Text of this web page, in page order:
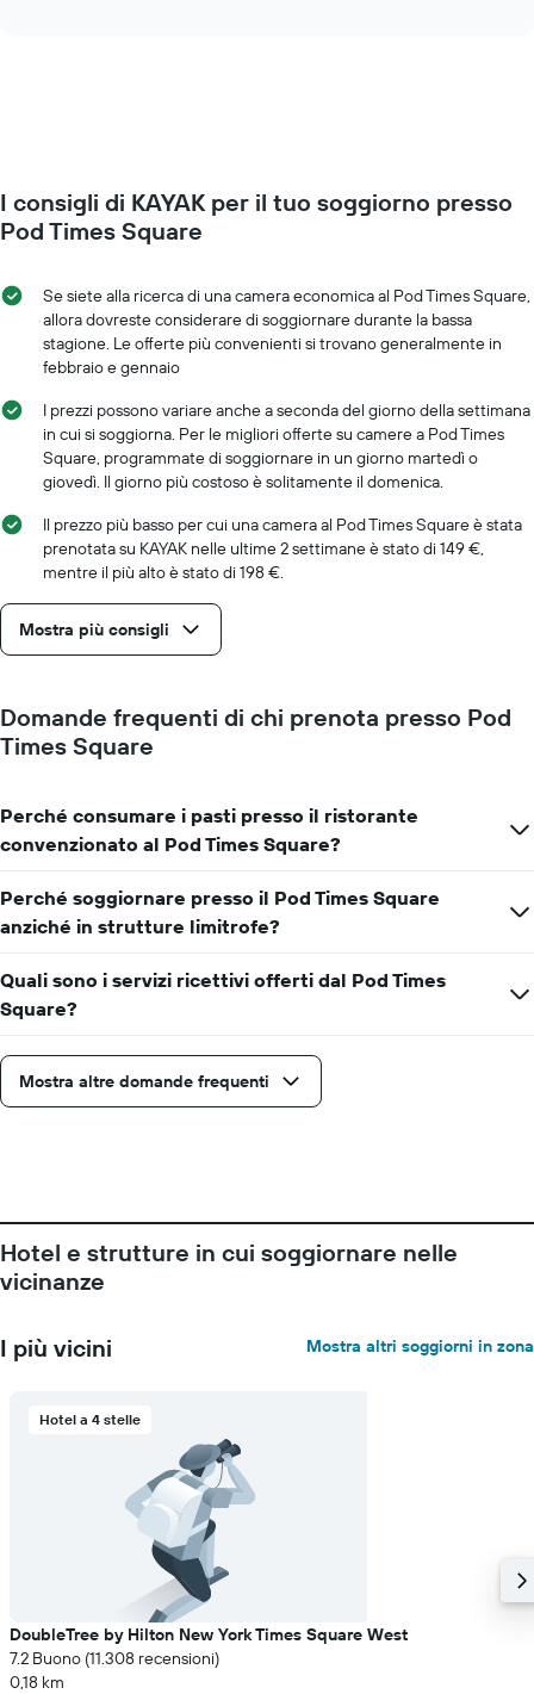
asse
Y
a
prezzo
medio
una
mano
che
avvicina
alla
data
del
grafico
ha
asse
indicare
numero
di
giorni
soggiorno
Il
1
asse
indicare
il
prezzo
medio
una
camera
I consigli di KAYAK per il tuo soggiorno presso
Pod Times Square
Se siete alla ricerca di una camera economica al Pod Times Square,
allora dovreste considerare di soggiornare durante la bassa
stagione. Le offerte più convenienti si trovano generalmente in
febbraio e gennaio
I prezzi possono variare anche a seconda del giorno della settimana
in cui si soggiorna. Per le migliori offerte su camere a Pod Times
Square, programmate di soggiornare in un giorno martedì o
giovedì. Il giorno più costoso è solitamente il domenica.
Il prezzo più basso per cui una camera al Pod Times Square è stata
prenotata su KAYAK nelle ultime 2 settimane è stato di 149 €,
mentre il più alto è stato di 198 €.
Mostra più consigli
Domande frequenti di chi prenota presso Pod
Times Square
Perché consumare i pasti presso il ristorante
convenzionato al Pod Times Square?
Perché soggiornare presso il Pod Times Square
anziché in strutture limitrofe?
Quali sono i servizi ricettivi offerti dal Pod Times
Square?
Mostra altre domande frequenti
Hotel e strutture in cui soggiornare nelle
vicinanze
I più vicini Mostra altri soggiorni in zona
Hotel a 4 stelle
DoubleTree by Hilton New York Times Square West
7.2 Buono (11.308 recensioni)
0,18 km